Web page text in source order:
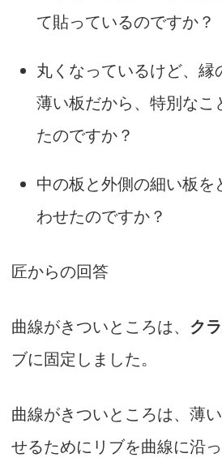
て貼っているのですか？
丸くなっているけど、
薄い板だから、特別なこ
たのですか？
中の板と外側の細い板
わせたのですか？
匠からの回答
曲線がきついところは、 ク
ブに固定しました。
曲線がきついところは、薄
せるためにリブを曲線に沿